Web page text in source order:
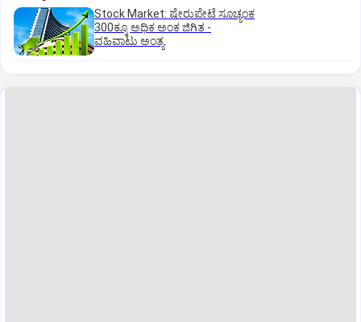
Stock Market: ಷೇರುಪೇಟೆ ಸೂಚ್ಯಂಕ
300ಕ್ಕೂ ಅಧಿಕ ಅಂಕ ಜಿಗಿತ -
ವಹಿವಾಟು ಅಂತ್ಯ